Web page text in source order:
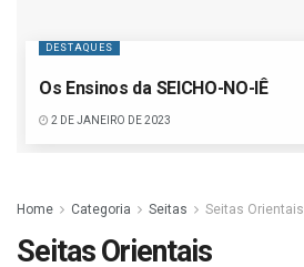
DESTAQUES
Os Ensinos da SEICHO-NO-IÊ
2 DE JANEIRO DE 2023
Home Categoria Seitas Seitas Orientais
Seitas Orientais